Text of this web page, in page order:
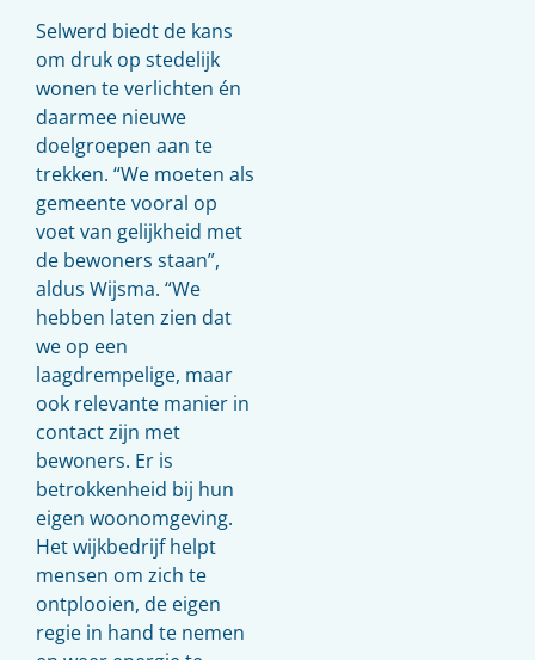
Selwerd biedt de kans
om druk op stedelijk
wonen te verlichten én
daarmee nieuwe
doelgroepen aan te
trekken. “We moeten als
gemeente vooral op
voet van gelijkheid met
de bewoners staan”,
aldus Wijsma. “We
hebben laten zien dat
we op een
laagdrempelige, maar
ook relevante manier in
contact zijn met
bewoners. Er is
betrokkenheid bij hun
eigen woonomgeving.
Het wijkbedrijf helpt
mensen om zich te
ontplooien, de eigen
regie in hand te nemen